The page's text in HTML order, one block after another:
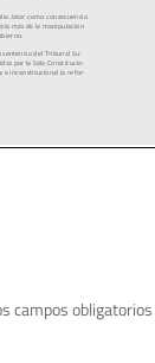
campos obligatorios